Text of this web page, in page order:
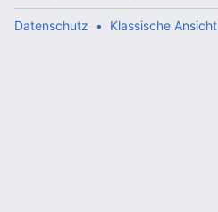
Datenschutz Klassische Ansicht